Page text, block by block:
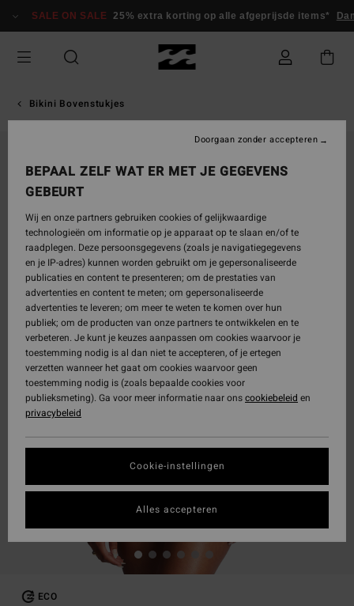
naar
SALE ON SALE 25% extra korting op alle afgeprijsde items*
Bikini Bovenstukjes
ECO
BEPAAL ZELF WAT ER MET JE GEGEVENS
GEBEURT
Wij en onze partners gebruiken cookies of gelijkwaardige
technologieën om informatie op je apparaat op te slaan en/of te
raadplegen. Deze persoonsgegevens (zoals je navigatiegegevens
en je IP-adres) kunnen worden gebruikt om je gepersonaliseerde
publicaties en content te presenteren; om de prestaties van
advertenties en content te meten; om gepersonaliseerde
advertenties te leveren; om meer te weten te komen over hun
publiek; om de producten van onze partners te ontwikkelen en te
verbeteren. Je kunt je keuzes aanpassen om cookies waarvoor je
toestemming nodig is al dan niet te accepteren, of je ertegen
verzetten wanneer het gaat om cookies waarvoor geen
toestemming nodig is (zoals bepaalde cookies voor
publieksmeting). Ga voor meer informatie naar onscookiebeleid en
privacybeleid
Cookie-instellingen
Doorgaan zonder accepteren
Alles accepteren